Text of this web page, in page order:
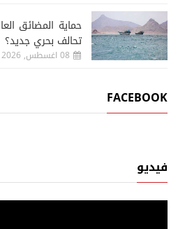
حماية المضائق
تحالف بحري جديد؟
08 اغسطس, 2026
FACEBOOK
فيديو